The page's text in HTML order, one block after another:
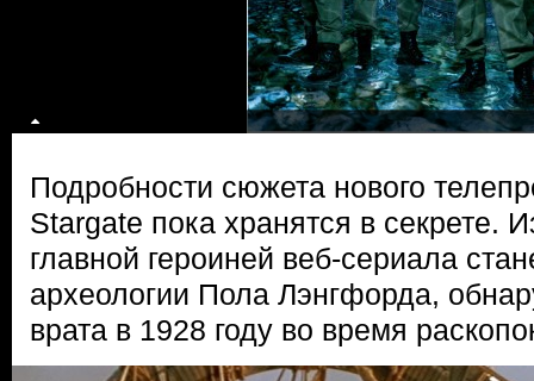
Подробности сюжета нового
Stargate пока хранятся в секрете.
главной героиней веб-сериала
археологии Пола Лэнгфорда,
врата в 1928 году во время